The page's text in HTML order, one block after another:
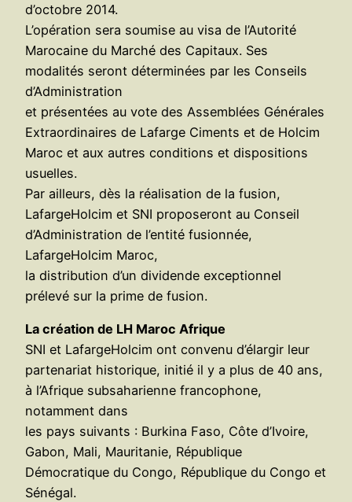
d’octobre 2014.
L’opération sera soumise au visa de l’Autorité
Marocaine du Marché des Capitaux. Ses
modalités seront déterminées par les Conseils
d’Administration
et présentées au vote des Assemblées Générales
Extraordinaires de Lafarge Ciments et de Holcim
Maroc et aux autres conditions et dispositions
usuelles.
Par ailleurs, dès la réalisation de la fusion,
LafargeHolcim et SNI proposeront au Conseil
d’Administration de l’entité fusionnée,
LafargeHolcim Maroc,
la distribution d’un dividende exceptionnel
prélevé sur la prime de fusion.
La création de LH Maroc Afrique
SNI et LafargeHolcim ont convenu d’élargir leur
partenariat historique, initié il y a plus de 40 ans,
à l’Afrique subsaharienne francophone,
notamment dans
les pays suivants : Burkina Faso, Côte d’Ivoire,
Gabon, Mali, Mauritanie, République
Démocratique du Congo, République du Congo et
Sénégal.